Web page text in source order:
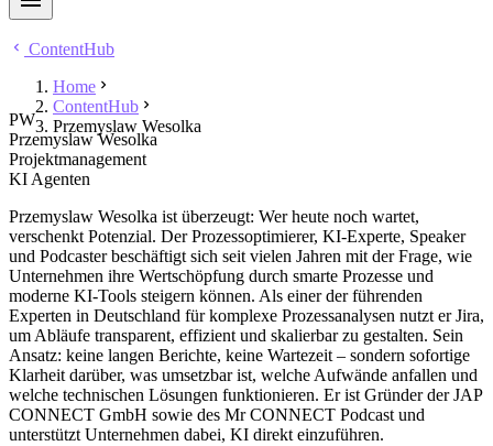
ContentHub
Home
ContentHub
Przemyslaw Wesolka
PW
Przemyslaw Wesolka
Projektmanagement
KI Agenten
Przemyslaw Wesolka ist überzeugt: Wer heute noch wartet,
verschenkt Potenzial. Der Prozessoptimierer, KI-Experte, Speaker
und Podcaster beschäftigt sich seit vielen Jahren mit der Frage, wie
Unternehmen ihre Wertschöpfung durch smarte Prozesse und
moderne KI-Tools steigern können. Als einer der führenden
Experten in Deutschland für komplexe Prozessanalysen nutzt er Jira,
um Abläufe transparent, effizient und skalierbar zu gestalten. Sein
Ansatz: keine langen Berichte, keine Wartezeit – sondern sofortige
Klarheit darüber, was umsetzbar ist, welche Aufwände anfallen und
welche technischen Lösungen funktionieren. Er ist Gründer der JAP
CONNECT GmbH sowie des Mr CONNECT Podcast und
unterstützt Unternehmen dabei, KI direkt einzuführen.